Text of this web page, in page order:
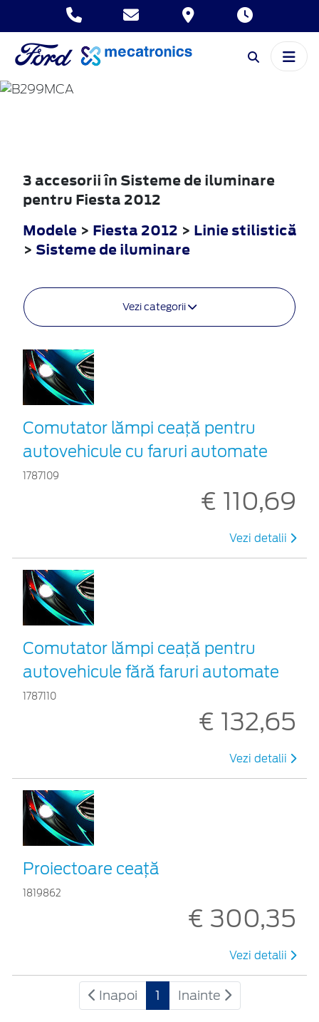
FIESTA
3 accesorii în Sisteme de iluminare
pentru Fiesta 2012
Modele > Fiesta 2012 > Linie stilistică
> Sisteme de iluminare
Vezi categorii
Comutator lămpi ceaţă pentru
autovehicule cu faruri automate
1787109
€ 110,69
Vezi detalii
Comutator lămpi ceaţă pentru
autovehicule fără faruri automate
1787110
€ 132,65
Vezi detalii
Proiectoare ceaţă
1819862
€ 300,35
Vezi detalii
Inapoi 1 Inainte